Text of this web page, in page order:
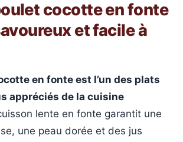
cocotte en fonte
et facile à
en fonte est l’un des plats
appréciés de la cuisine
lente en fonte garantit une
une peau dorée et des jus